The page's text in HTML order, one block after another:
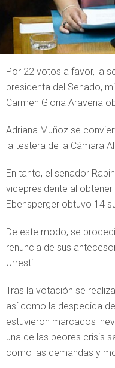
Por 22 votos a favor, la
presidenta del Senado,
Carmen Gloria Aravena
Adriana Muñoz se
la testera de la Cámara
En tanto, el senador
vicepresidente al
Ebensperger obtuvo 14
De este modo, se
renuncia de sus
Urresti.
Tras la votación se
así como la despedida
estuvieron marcados
una de las peores crisis
como las demandas y